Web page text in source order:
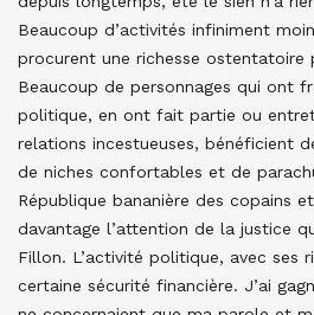
Beaucoup d’activités infiniment
procurent une richesse ostentatoire
Beaucoup de personnages qui ont
politique, en ont fait partie ou
relations incestueuses, bénéficient
de niches confortables et de
République bananière des copains
davantage l’attention de la justice
Fillon. L’activité politique, avec ses
certaine sécurité financière. J’ai